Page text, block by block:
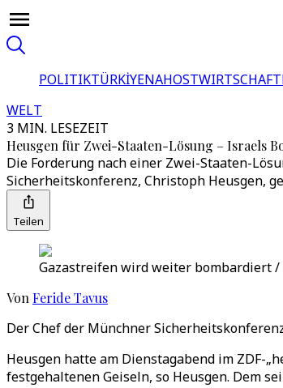
POLITIKTÜRKİYENAHOSTWIRTSCHAFT
WELT
3 MIN. LESEZEIT
Heusgen für Zwei-Staaten-Lösung – Israels
Die Forderung nach einer Zwei-Staaten-
Sicherheitskonferenz, Christoph Heusgen,
Teilen
Gazastreifen wird weiter bombardiert /
Von Feride Tavus
Der Chef der Münchner
Heusgen hatte am Dienstagabend im ZDF-
festgehaltenen Geiseln, so Heusgen. Dem